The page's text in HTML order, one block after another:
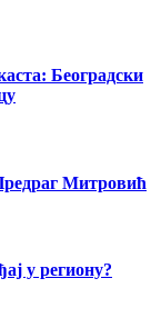
Београдски
Митровић
у региону?